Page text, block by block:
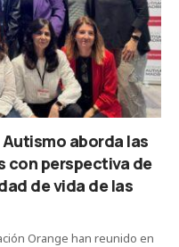
Autismo aborda las
con perspectiva de
de vida de las
Orange han reunido en